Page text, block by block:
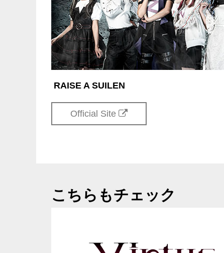
RAISE A SUILEN
Official Site
こちらもチェック